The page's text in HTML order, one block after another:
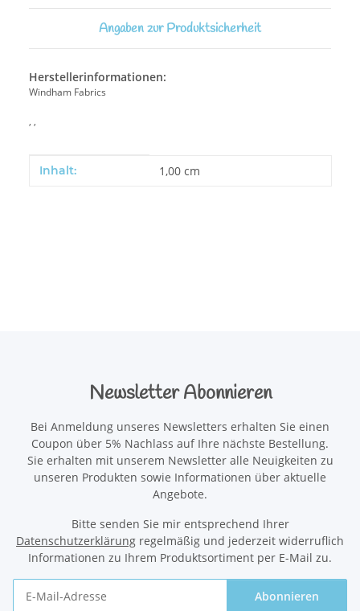
Angaben zur Produktsicherheit
Herstellerinformationen:
Windham Fabrics
, ,
Produkteigenschaft
Wert
Inhalt: 1,00 cm
Newsletter Abonnieren
Bei Anmeldung unseres Newsletters erhalten Sie einen
Coupon über 5% Nachlass auf Ihre nächste Bestellung.
Sie erhalten mit unserem Newsletter alle Neuigkeiten zu
unseren Produkten sowie Informationen über aktuelle
Angebote.
Bitte senden Sie mir entsprechend Ihrer
Datenschutzerklärung regelmäßig und jederzeit widerruflich
Informationen zu Ihrem Produktsortiment per E-Mail zu.
Abonnieren